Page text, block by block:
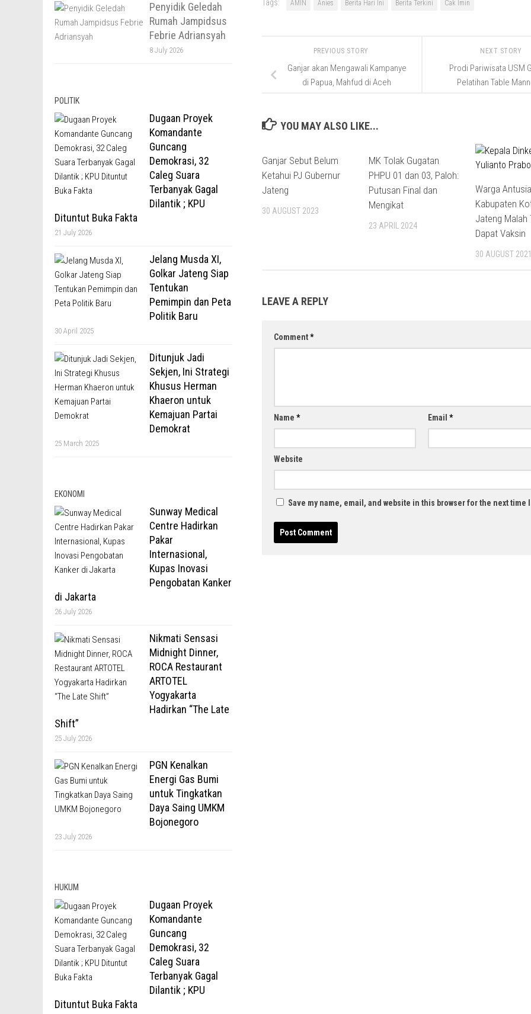
Tags: AMIN Anies Berita Hari Ini Berita Terkini Cak Imin
NEXT STORY
Prodi Pariwisata USM
Pelatihan Table
PREVIOUS STORY
Ganjar akan Mengawali Kampanye
di Papua, Mahfud di Aceh
YOU MAY ALSO LIKE...
Ganjar Sebut Belum
Ketahui PJ Gubernur
Jateng
30 AUGUST 2023
MK Tolak Gugatan
PHPU 01 dan 03, Paloh:
Putusan Final dan
Mengikat
23 APRIL 2024
Warga
Kabupaten
Jateng Malah
Dapat Vaksin
30 AUGUST 2021
LEAVE A REPLY
Comment*
Name * Email *
Website
Save my name, email, and website in this browser for the next time
Penyidik Geledah
Rumah Jampidsus
Febrie Adriansyah
8 July 2026
POLITIK
Dugaan Proyek
Komandante
Guncang
Demokrasi, 32
Caleg Suara
Terbanyak Gagal
Dilantik ; KPU
Dituntut Buka Fakta
21 July 2026
Jelang Musda XI,
Golkar Jateng Siap
Tentukan
Pemimpin dan Peta
Politik Baru
30 April 2025
Ditunjuk Jadi
Sekjen, Ini Strategi
Khusus Herman
Khaeron untuk
Kemajuan Partai
Demokrat
25 March 2025
EKONOMI
Sunway Medical
Centre Hadirkan
Pakar
Internasional,
Kupas Inovasi
Pengobatan Kanker
di Jakarta
26 July 2026
Nikmati Sensasi
Midnight Dinner,
ROCA Restaurant
ARTOTEL
Yogyakarta
Hadirkan “The Late
Shift”
25 July 2026
PGN Kenalkan
Energi Gas Bumi
untuk Tingkatkan
Daya Saing UMKM
Bojonegoro
23 July 2026
HUKUM
Dugaan Proyek
Komandante
Guncang
Demokrasi, 32
Caleg Suara
Terbanyak Gagal
Dilantik ; KPU
Dituntut Buka Fakta